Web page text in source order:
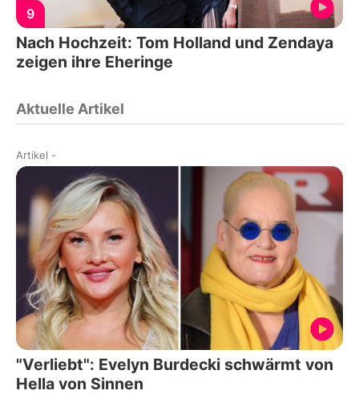
9
Nach Hochzeit: Tom Holland und Zendaya
zeigen ihre Eheringe
Aktuelle Artikel
Artikel -
"Verliebt": Evelyn Burdecki schwärmt von
Hella von Sinnen